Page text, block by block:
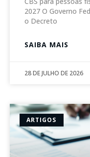
2027 O Governo
o Decreto
SAIBA MAIS
28 DE JULHO DE 2026
ARTIGOS